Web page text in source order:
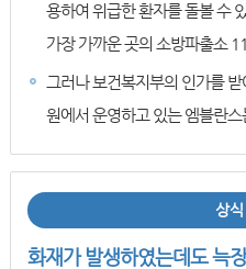
용하여 위급한 환자를 돌볼 수
가장 가까운 곳의 소방파출소
그러나 보건복지부의 인가를
원에서 운영하고 있는 엠블란
상
화재가 발생하였는데도 늑